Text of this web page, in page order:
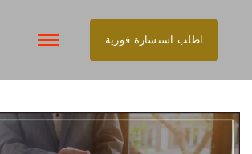
تخطىاطلب استشارة فورية